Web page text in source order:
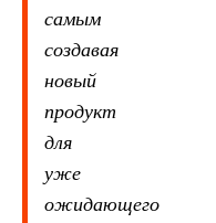
самым
создавая
новый
продукт
для
уже
ожидающего